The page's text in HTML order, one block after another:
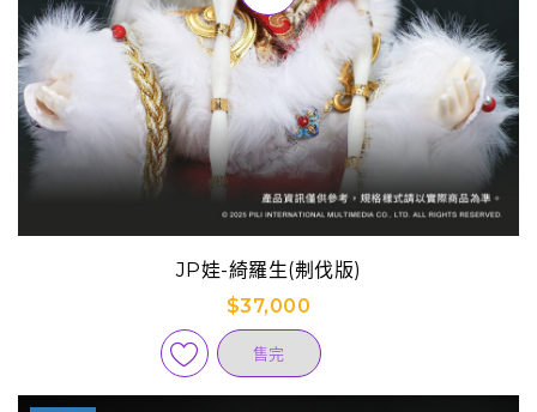
JP娃-綺羅生(刜伐版)
$37,000
售完